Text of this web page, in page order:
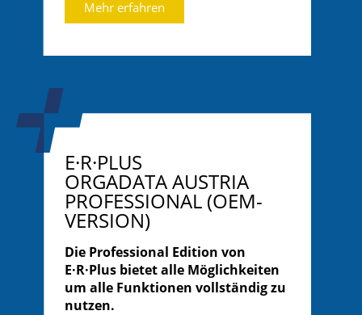
Mehr erfahren
E·R·PLUS
ORGADATA AUSTRIA
PROFESSIONAL (OEM-
VERSION)
Die Professional Edition von
E·R·Plus bietet alle Möglichkeiten
um alle Funktionen vollständig zu
nutzen.